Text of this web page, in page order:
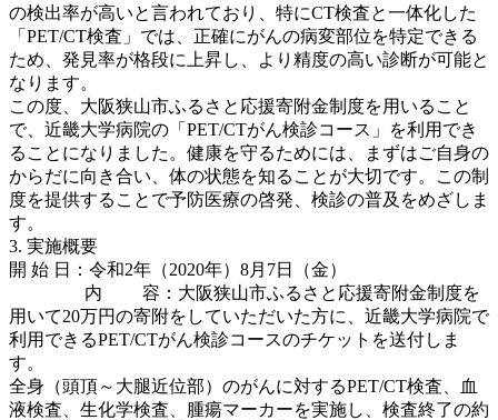
の検出率が高いと言われており、特にCT検査と一体化した
「PET/CT検査」では、正確にがんの病変部位を特定できる
ため、発見率が格段に上昇し、より精度の高い診断が可能と
なります。
この度、大阪狭山市ふるさと応援寄附金制度を用いること
で、近畿大学病院の「PET/CTがん検診コース」を利用でき
ることになりました。健康を守るためには、まずはご自身の
からだに向き合い、体の状態を知ることが大切です。この制
度を提供することで予防医療の啓発、検診の普及をめざしま
す。
3. 実施概要
開 始 日：令和2年（2020年）8月7日（金）
内 容：大阪狭山市ふるさと応援寄附金制度を
用いて20万円の寄附をしていただいた方に、近畿大学病院で
利用できるPET/CTがん検診コースのチケットを送付しま
す。
全身（頭頂～大腿近位部）のがんに対するPET/CT検査、血
液検査、生化学検査、腫瘍マーカーを実施し、検査終了の約